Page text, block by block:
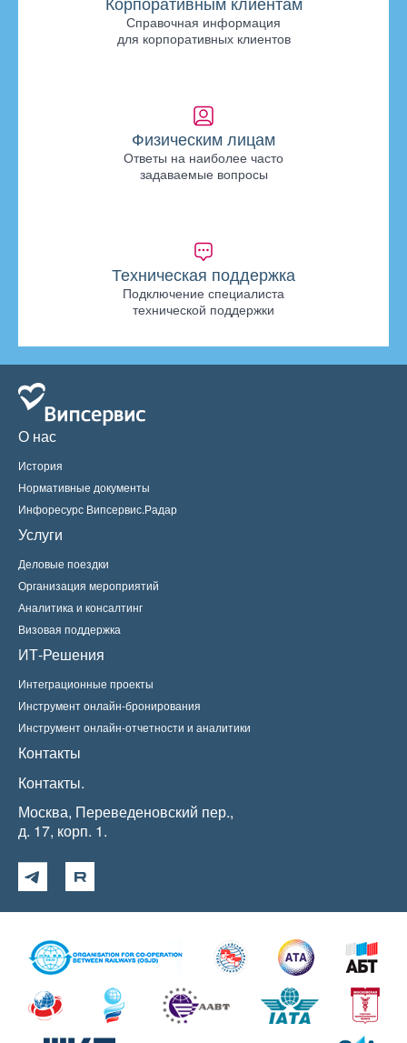
Справочная информация
для корпоративных клиентов
Физическим лицам
Ответы на наиболее часто
задаваемые вопросы
Техническая поддержка
Подключение специалиста
технической поддержки
О нас
История
Нормативные документы
Инфоресурс Випсервис.Радар
Услуги
Деловые поездки
Организация мероприятий
Аналитика и консалтинг
Визовая поддержка
ИТ-Решения
Интеграционные проекты
Инструмент онлайн-бронирования
Инструмент онлайн-отчетности и аналитики
Контакты
Контакты.
Москва, Переведеновский пер.,
д. 17, корп. 1.